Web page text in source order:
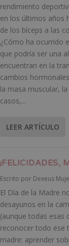
rendimiento
en los últimos años
de los bíceps a las
¿Cómo ha ocurrido
que podría ser una
encuentran en la
cambios
la masa muscular,
casos,...
LEER ARTÍCULO
¡FELICIDADES,
Escrito por Dexeus
El Día de la Madre
desayunos en la
(aunque todas esas
reconocer todo ese
madre: aprender